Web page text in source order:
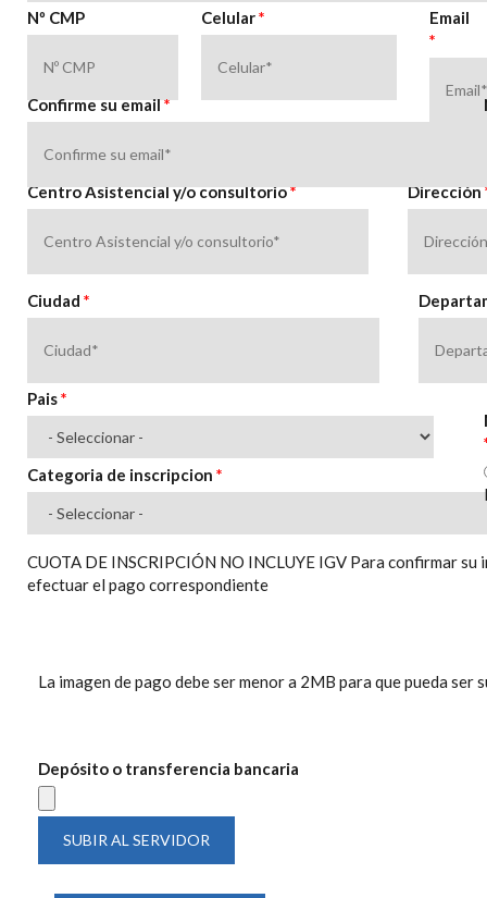
Nº CMP
Email
*
Celular*
Centro Asistencial y/o consultorio* Dirección
Ciudad *
Categoria de inscripcion *
Depósito o transferencia bancaria
Confirme su email*
Pais*
La imagen de pago debe ser menor a 2MB para que pueda ser
CUOTA DE INSCRIPCIÓN NO INCLUYE IGV Para confirmar
efectuar el pago correspondiente